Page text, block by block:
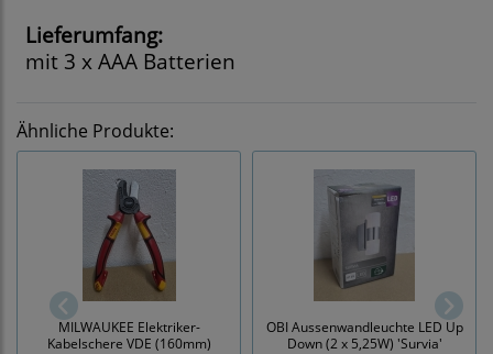
Lieferumfang:
mit 3 x AAA Batterien
Ähnliche Produkte:
MILWAUKEE Elektriker-
Kabelschere VDE (160mm)
OBI Aussenwandleuchte LED Up
Down (2 x 5,25W) 'Survia'